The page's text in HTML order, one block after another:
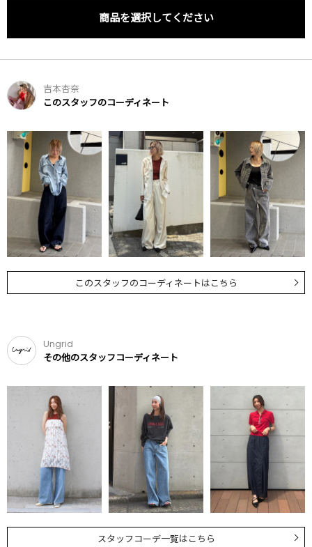
商品を選択してください
吉本杏奈
このスタッフのコーディネート
このスタッフのコーディネートはこちら
Ungrid
その他のスタッフコーディネート
スタッフコーデ一覧はこちら